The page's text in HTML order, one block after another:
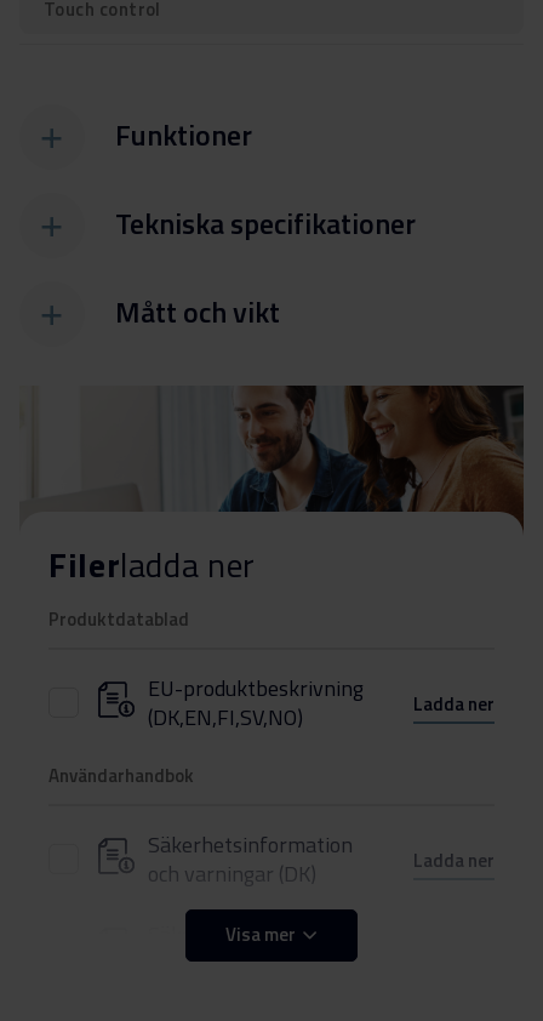
Touch control
Funktioner
Tekniska specifikationer
Mått och vikt
Filerladda ner
Produktdatablad
EU-produktbeskrivning
(DK,EN,FI,SV,NO)
Ladda ner
Användarhandbok
Säkerhetsinformation
och varningar (DK)
Ladda ner
Säkerhetsinformation
och varningar (FI)
Visa mer